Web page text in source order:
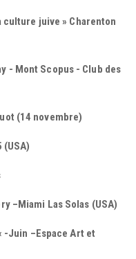
culture juive » Charenton
- Mont Scopus - Club des
(14 novembre)
–Miami Las Solas (USA)
-Juin –Espace Art et